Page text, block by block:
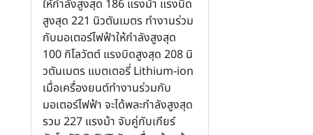
ให้กำลังสูงสุด 186 แรงม้า แรงบิด
สูงสุด 221 นิวตันเมตร ทำงานร่วม
กับมอเตอร์ไฟฟ้าให้กำลังสูงสุด
100 กิโลวัตต์ แรงบิดสูงสุด 208 นิ
วตันเมตร แบตเตอรี่ Lithium-ion
เมื่อเครื่องยนต์ทำงานร่วมกับ
มอเตอร์ไฟฟ้า จะได้พละกำลังสูงสุด
รวม 227 แรงม้า จับคู่กับเกียร์